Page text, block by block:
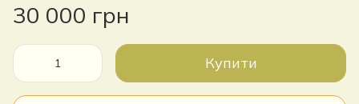
30 000 грн
Купити